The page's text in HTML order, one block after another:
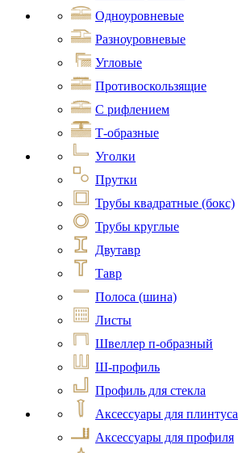
Одноуровневые
Разноуровневые
Угловые
Противоскользящие
С рифлением
Т-образные
Уголки
Прутки
Трубы квадратные (бокс)
Трубы круглые
Двутавр
Тавр
Полоса (шина)
Листы
Швеллер п-образный
Ш-профиль
Профиль для стекла
Аксессуары для плинтуса
Аксессуары для профиля